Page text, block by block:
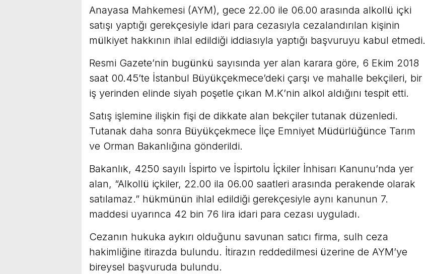
Anayasa Mahkemesi (AYM), gece 22.00 ile 06.00 arasında alkollü içki
satışı yaptığı gerekçesiyle idari para cezasıyla cezalandırılan kişinin
mülkiyet hakkının ihlal edildiği iddiasıyla yaptığı başvuruyu kabul etmedi.
Resmi Gazete’nin bugünkü sayısında yer alan karara göre, 6 Ekim 2018
saat 00.45’te İstanbul Büyükçekmece’deki çarşı ve mahalle bekçileri, bir
iş yerinden elinde siyah poşetle çıkan M.K’nin alkol aldığını tespit etti.
Satış işlemine ilişkin fişi de dikkate alan bekçiler tutanak düzenledi.
Tutanak daha sonra Büyükçekmece İlçe Emniyet Müdürlüğünce Tarım
ve Orman Bakanlığına gönderildi.
Bakanlık, 4250 sayılı İspirto ve İspirtolu İçkiler İnhisarı Kanunu’nda yer
alan, “Alkollü içkiler, 22.00 ila 06.00 saatleri arasında perakende olarak
satılamaz.” hükmünün ihlal edildiği gerekçesiyle aynı kanunun 7.
maddesi uyarınca 42 bin 76 lira idari para cezası uyguladı.
Cezanın hukuka aykırı olduğunu savunan satıcı firma, sulh ceza
hakimliğine itirazda bulundu. İtirazın reddedilmesi üzerine de AYM’ye
bireysel başvuruda bulundu.